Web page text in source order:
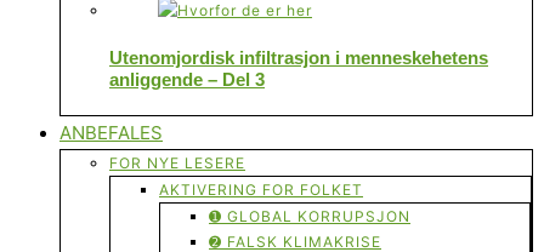
Utenomjordisk infiltrasjon i menneskehetens
anliggende – Del 3
ANBEFALES
FOR NYE LESERE
AKTIVERING FOR FOLKET
➊ GLOBAL KORRUPSJON
➋ FALSK KLIMAKRISE